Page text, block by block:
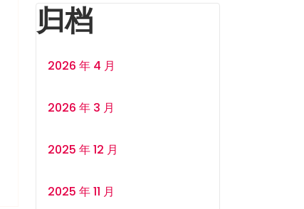
归档
2026 年 4 月
2026 年 3 月
2025 年 12 月
2025 年 11 月